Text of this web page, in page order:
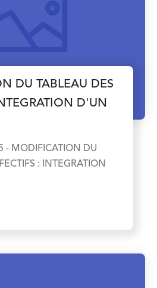
DU TABLEAU DES
D'UN
- MODIFICATION DU
: INTEGRATION